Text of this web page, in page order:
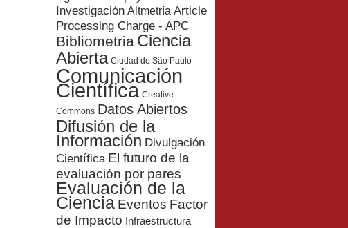
Investigación Altmetría Article
Processing Charge - APC
Bibliometria Ciencia
Abierta Ciudad de São Paulo
Comunicación
Científica Creative
Commons Datos Abiertos
Difusión de la
Información Divulgación
Científica El futuro de la
evaluación por pares
Evaluación de la
Ciencia Eventos Factor
de Impacto Infraestructura